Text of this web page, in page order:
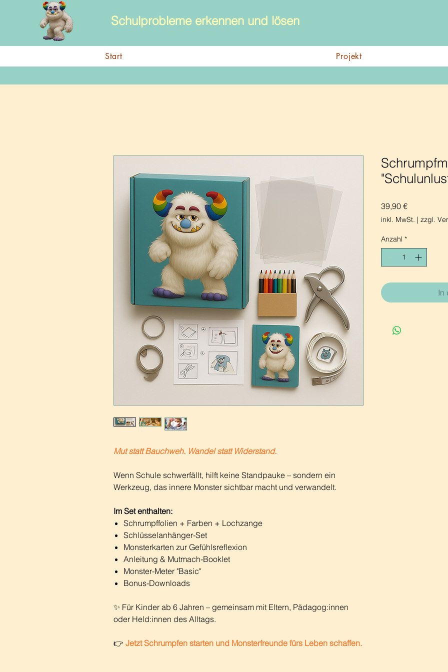
Schulprobleme erkennen und lösen
Start Projekt
Mut statt Bauchweh. Wandel statt Widerstand.
Wenn Schule schwerfällt, hilft keine Standpauke – sondern ein
Werkzeug, das innere Monster sichtbar macht und verwandelt.
Im Set enthalten:
Schrumpffolien + Farben + Lochzange
Schlüsselanhänger-Set
Monsterkarten zur Gefühlsreflexion
Anleitung & Mutmach-Booklet
Monster-Meter "Basic"
Bonus-Downloads
✨ Für Kinder ab 6 Jahren – gemeinsam mit Eltern, Pädagog:innen
oder Held:innen des Alltags.
👉 Jetzt Schrumpfen starten und Monsterfreunde fürs Leben schaffen.
39,90 €Preis
inkl. MwSt. | zzgl.
Anzahl *
In